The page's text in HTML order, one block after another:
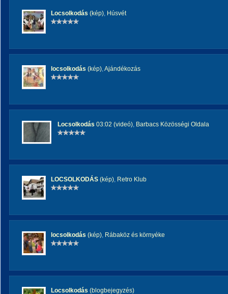
Locsolkodás (kép), Húsvét
locsolkodás (kép),Ajándékozás
Locsolkodás 03:02 (videó), Barbacs Közösségi Oldala
LOCSOLKODÁS (kép), Retro Klub
locsolkodás (kép), Rábaköz és környéke
Locsolkodás (blogbejegyzés)